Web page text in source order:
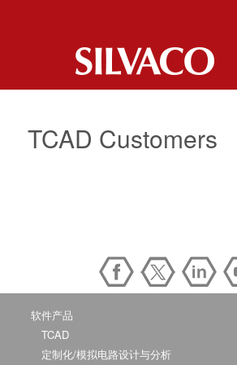
TCAD Customers
软件产品
TCAD
定制化/模拟电路设计与分析